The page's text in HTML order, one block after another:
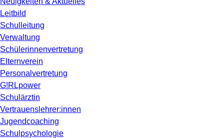
Leitbild
Schulleitung
Verwaltung
Schülerinnenvertretung
Elternverein
Personalvertretung
G!RLpower
Schulärztin
Vertrauenslehrer:innen
Jugendcoaching
Schulpsychologie